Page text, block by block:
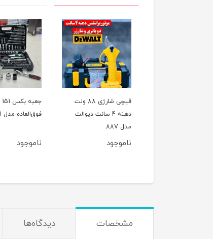
قیچی شارژی 88 ولت
دهنه 4 سانت دیوالت
مدل 88V
ناموجود
فوق‌العاده مدل ET_151
ناموجود
مشخصات دیدگاه‌ها